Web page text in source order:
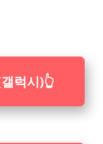
럭시)👆